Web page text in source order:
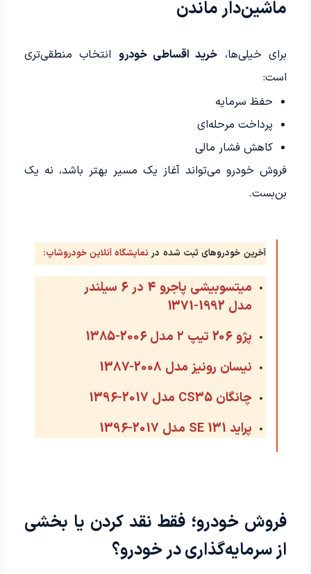
ماشین‌دار ماندن
برای خیلی‌ها، خرید اقساطی خودرو انتخاب منطقی‌تری
است:
حفظ سرمایه
پرداخت مرحله‌ای
کاهش فشار مالی
فروش خودرو می‌تواند آغاز یک مسیر بهتر باشد، نه یک
بن‌بست.
آخرین خودروهای ثبت شده در نمایشگاه آنلاین خودروشاپ:
میتسوبیشی پاجرو 4 در 6 سیلندر
مدل 1992-1371
پژو 206 تیپ ۲ مدل 2006-1385
نیسان رونیز مدل 2008-1387
چانگان CS35 مدل 2017-1396
پراید 131 SE مدل 2017-1396
فروش خودرو؛ فقط نقد کردن یا بخشی
از سرمایه‌گذاری در خودرو؟